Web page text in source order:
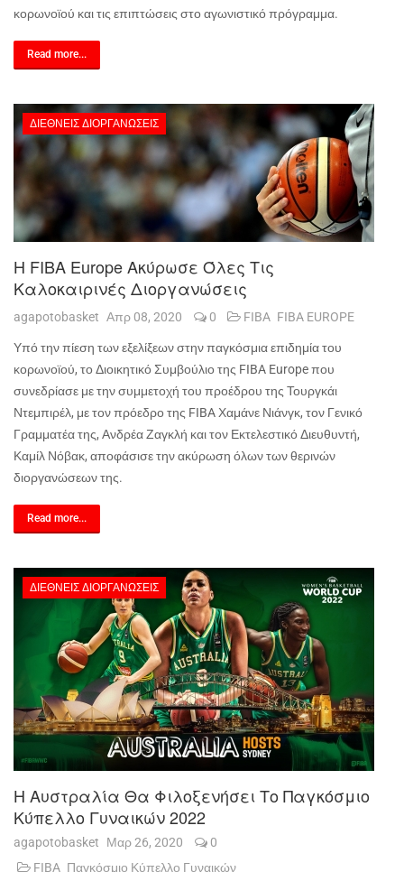
κορωνοϊού και τις επιπτώσεις στο αγωνιστικό πρόγραμμα.
Read more...
ΔΙΕΘΝΕΊΣ ΔΙΟΡΓΑΝΏΣΕΙΣ
Η FIBA Europe Ακύρωσε Όλες Τις
Καλοκαιρινές Διοργανώσεις
agapotobasket Απρ 08, 2020 0 FIBA FIBA EUROPE
Υπό την πίεση των εξελίξεων στην παγκόσμια επιδημία του
κορωνοϊού, το Διοικητικό Συμβούλιο της FIBA Europeπου
συνεδρίασε με την συμμετοχή του προέδρου της Τουργκάι
Ντεμπιρέλ, με τον πρόεδρο της FIBA Χαμάνε Νιάνγκ, τον Γενικό
Γραμματέα της, Ανδρέα Ζαγκλή και τον Εκτελεστικό Διευθυντή,
Καμίλ Νόβακ, αποφάσισε την ακύρωση όλων των θερινών
διοργανώσεων της.
Read more...
ΔΙΕΘΝΕΊΣ ΔΙΟΡΓΑΝΏΣΕΙΣ
Η Αυστραλία Θα Φιλοξενήσει Το Παγκόσμιο
Κύπελλο Γυναικών 2022
agapotobasket Μαρ 26, 2020
0
FIBA Παγκόσμιο Κύπελλο Γυναικών